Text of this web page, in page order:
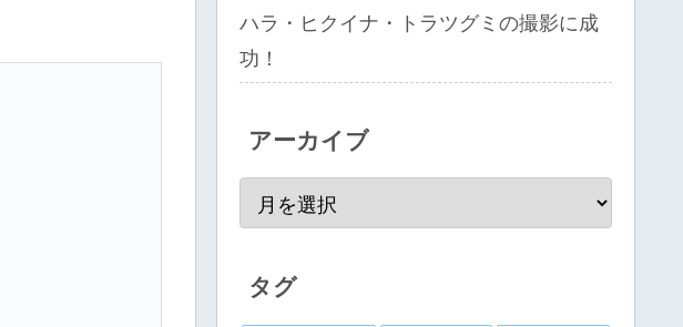
ハラ・ヒクイナ・トラツグミの撮影に成
功！
アーカイブ
タグ